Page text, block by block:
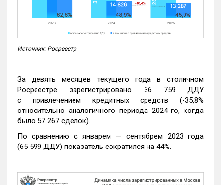
Источник: Росреестр
За девять месяцев текущего года в столичном
Росреестре зарегистрировано 36 759 ДДУ
с привлечением кредитных средств (-35,8%
относительно аналогичного периода 2024-го, когда
было 57 267 сделок).
По сравнению с январем — сентябрем 2023 года
(65 599 ДДУ) показатель сократился на 44%.